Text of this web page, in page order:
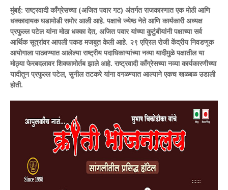
मुंबई: राष्ट्रवादी काँग्रेसच्या (अजित पवार गट) अंतर्गत राजकारणात एक मोठी आणि
धक्कादायक घडामोडी समोर आली आहे. पक्षाचे ज्येष्ठ नेते आणि कार्यकारी अध्यक्ष
प्रफुल्ल पटेल यांना मोठा धक्का देत, अजित पवार यांच्या कुटुंबीयांनी पक्षाच्या सर्व
आर्थिक सूत्रांवर आपली पकड मजबूत केली आहे. २९ एप्रिल रोजी केंद्रीय निवडणूक
आयोगाला पाठवण्यात आलेल्या राष्ट्रीय पदाधिकाऱ्यांच्या नव्या यादीमुळे पक्षातील या
मोठ्या फेरबदलावर शिक्कामोर्तब झाले आहे. राष्ट्रवादी काँग्रेसच्या नव्या कार्यकारणीच्या
यादीतून प्रफुल्ल पटेल, सुनील तटकरे यांना वगळण्यात आल्याने एकच खळबळ उडाली
होती.